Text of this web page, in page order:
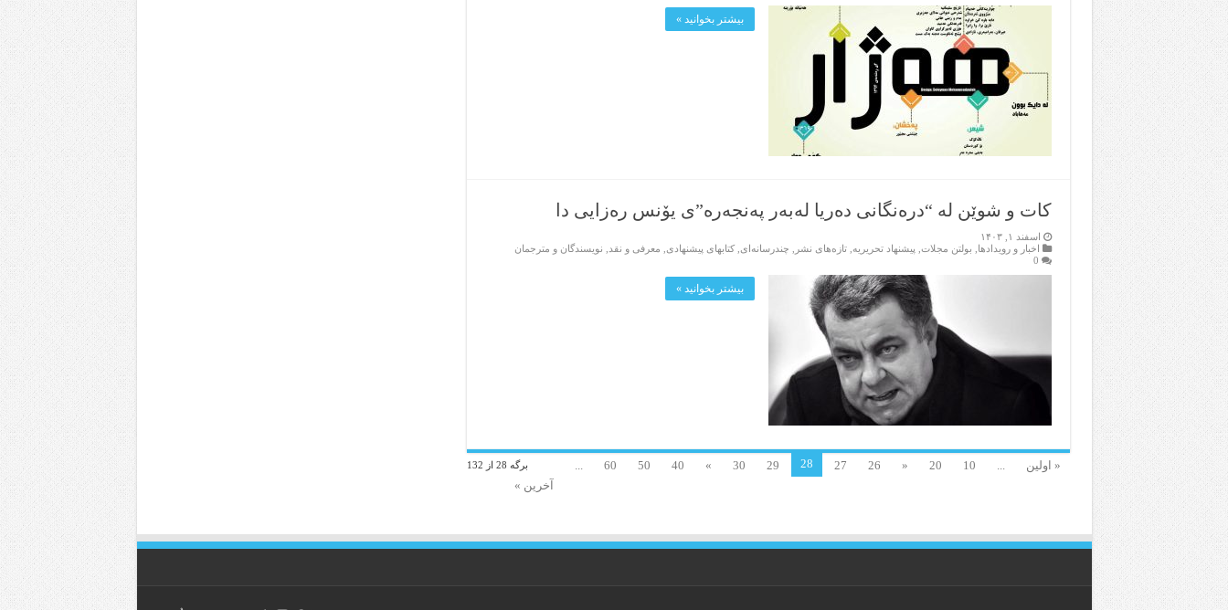
بیشتر بخوانید »
کات و شوێن لە “درەنگانی دەریا لەبەر پەنجەرە”ی یۆنس رەزایی دا
اسفند ۱, ۱۴۰۳
اخبار و رویدادها
بولتن مجلات پیشنهاد تحریریه ,تازەهای نشر چندرسانه‌ای ,کتابهای پیشنهادی معرفی و نقد
نویسندگان و مترجمان
0
بیشتر بخوانید »
برگه 28 از 132 « اولین ...
10
20
«
26
27
28
29
30
»
40
50
60
...
آخرین »